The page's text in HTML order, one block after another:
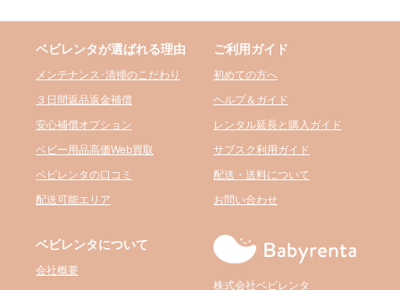
ベビレンタが選ばれる理由
メンテナンス･清掃のこだわり
３日間返品返金補償
安心補償オプション
ベビー用品高価Web買取
ベビレンタの口コミ
配送可能エリア
ご利用ガイド
初めての方へ
ヘルプ＆ガイド
レンタル延長と購入ガイド
サブスク利用ガイド
配送・送料について
お問い合わせ
ベビレンタについて
会社概要
株式会社ベビレンタ